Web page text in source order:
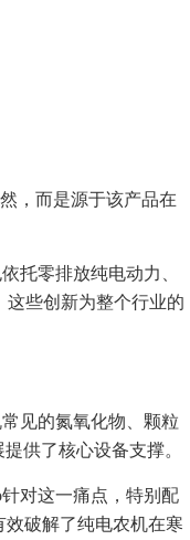
，而是源于该产品在
托零排放纯电动力、
些创新为整个行业的
见的氮氧化物、颗粒
供了核心设备支撑。
对这一痛点，特别配
破解了纯电农机在寒